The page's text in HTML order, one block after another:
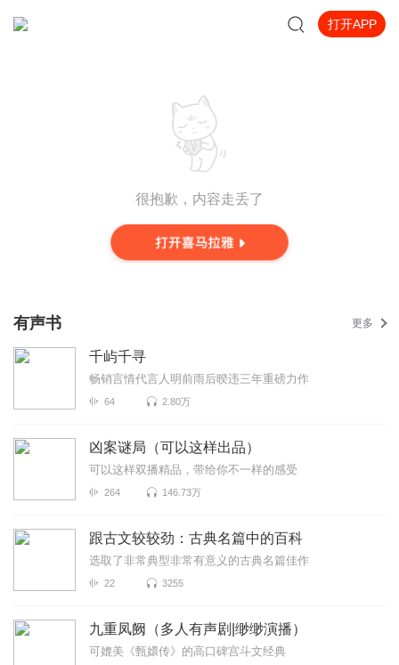
打开APP
很抱歉，内容走丢了
有声书 更多
千屿千寻
畅销言情代言人明前雨后暌违三年重磅力作
64 2.80万
凶案谜局（可以这样出品）
可以这样双播精品，带给你不一样的感受
264 146.73万
跟古文较较劲：古典名篇中的百科
选取了非常典型非常有意义的古典名篇佳作
22 3255
九重凤阙（多人有声剧|缈缈演播）
可媲美《甄嬛传》的高口碑宫斗文经典